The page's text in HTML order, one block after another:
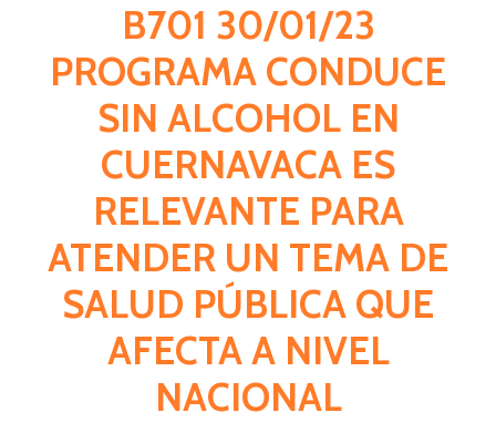
B701 30/01/23
PROGRAMA CONDUCE
SIN ALCOHOL EN
CUERNAVACA ES
RELEVANTE PARA
ATENDER UN TEMA DE
SALUD PÚBLICA QUE
AFECTA A NIVEL
NACIONAL